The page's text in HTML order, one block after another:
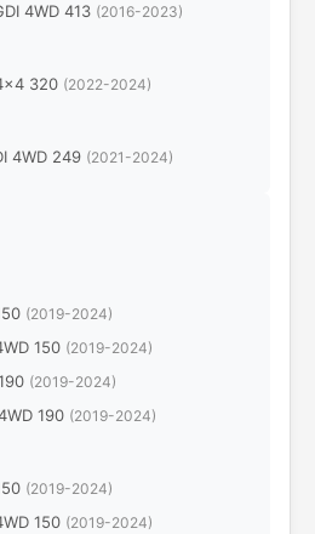
4WD 413 (2016-2023)
320 (2022-2024)
4WD 249 (2021-2024)
(2019-2024)
150 (2019-2024)
(2019-2024)
190 (2019-2024)
(2019-2024)
150 (2019-2024)